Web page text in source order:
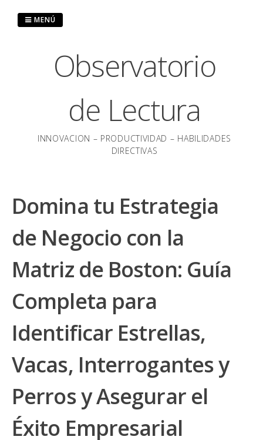
Observatorio
de Lectura
INNOVACION – PRODUCTIVIDAD – HABILIDADES
DIRECTIVAS
MENÚ
Domina tu Estrategia
de Negocio con la
Matriz de Boston: Guía
Completa para
Identificar Estrellas,
Vacas, Interrogantes y
Perros y Asegurar el
Éxito Empresarial